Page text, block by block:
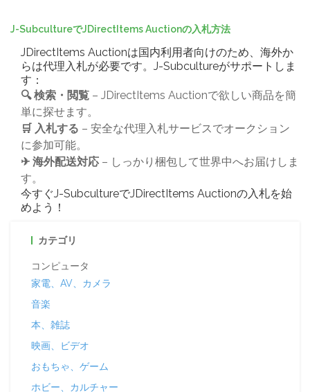
J-SubcultureでJDirectItems Auctionの入札方法
JDirectItems Auctionは国内利用者向けのため、海外か
らは代理入札が必要です。J-Subcultureがサポートしま
す：
🔍 検索・閲覧 – JDirectItems Auctionで欲しい商品を簡
単に探せます。
🛒 入札する – 安全な代理入札サービスでオークション
に参加可能。
✈ 海外配送対応 – しっかり梱包して世界中へお届けしま
す。
今すぐJ-SubcultureでJDirectItems Auctionの入札を始
めよう！
カテゴリ
コンピュータ
家電、AV、カメラ
音楽
本、雑誌
映画、ビデオ
おもちゃ、ゲーム
ホビー、カルチャー